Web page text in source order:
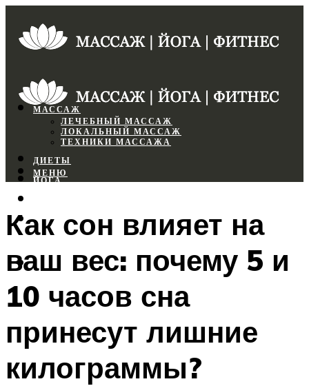
МАССАЖ
ЛЕЧЕБНЫЙ МАССАЖ
ЛОКАЛЬНЫЙ МАССАЖ
ТЕХНИКИ МАССАЖА
ДИЕТЫ
ЙОГА
ФИТНЕС
МЕНЮ
Как сон влияет на
ваш вес: почему 5 и
10 часов сна
принесут лишние
килограммы?